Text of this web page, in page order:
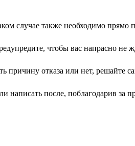
случае также необходимо прямо
чтобы вас напрасно не
причину отказа или нет, решайте
написать после, поблагодарив за